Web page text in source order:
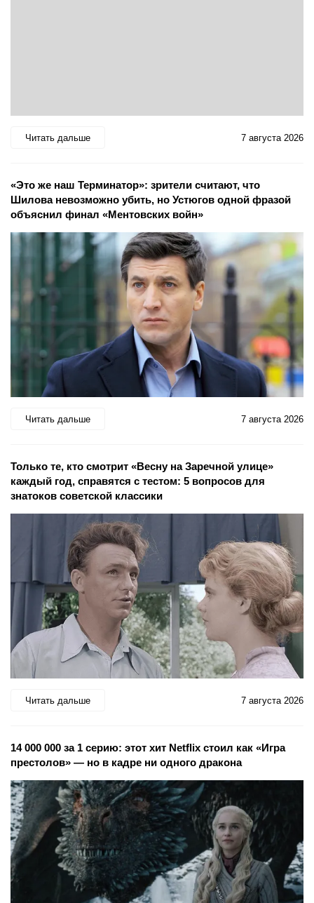
Читать дальше 7 августа 2026
«Это же наш Терминатор»: зрители считают, что
Шилова невозможно убить, но Устюгов одной фразой
объяснил финал «Ментовских войн»
Читать дальше 7 августа 2026
Только те, кто смотрит «Весну на Заречной улице»
каждый год, справятся с тестом: 5 вопросов для
знатоков советской классики
Читать дальше 7 августа 2026
14 000 000 за 1 серию: этот хит Netflix стоил как «Игра
престолов» — но в кадре ни одного дракона